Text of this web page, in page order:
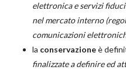
elettronica e servizi
nel mercato interno
comunicazioni
la conservazioneè
finalizzate a definire ed